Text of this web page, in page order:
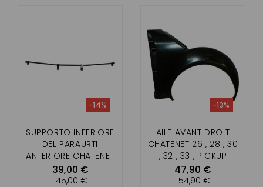
SUPPORTO INFERIORE
DEL PARAURTI
ANTERIORE CHATENET
26,30,32 (FASE 1)
39,00 €
-14%
45,00 €
AILE AVANT DROIT
CHATENET 26 , 28 , 30
, 32 , 33 , PICKUP
,SPORTEEVO
47,90 €
-13%
54,90 €